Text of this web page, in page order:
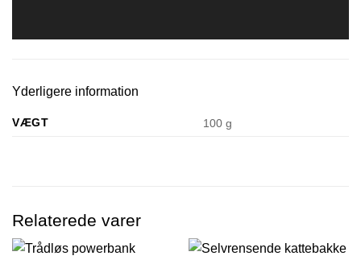
Yderligere information
VÆGT 100 g
Relaterede varer